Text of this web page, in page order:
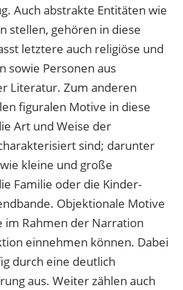
Auch abstrakte Entitäten wie
stellen, gehören in diese
letztere auch religiöse und
sowie Personen aus
Literatur. Zum anderen
figuralen Motive in diese
Art und Weise der
sind; darunter
kleine und große
Familie oder die Kinder-
Objektionale Motive
im Rahmen der Narration
einnehmen können. Dabei
durch eine deutlich
aus. Weiter zählen auch